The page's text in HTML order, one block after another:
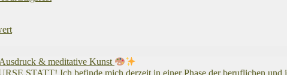
& meditative Kunst
STATT! Ich befinde mich derzeit in einer Phase der beruflichen und